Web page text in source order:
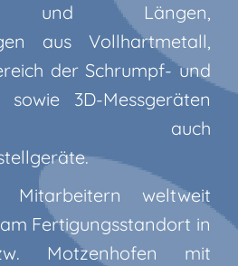
und Längen,
aus Vollhartmetall,
der Schrumpf- und
sowie 3D-Messgeräten
auch
weltweit
Fertigungsstandort in
Motzenhofen mit